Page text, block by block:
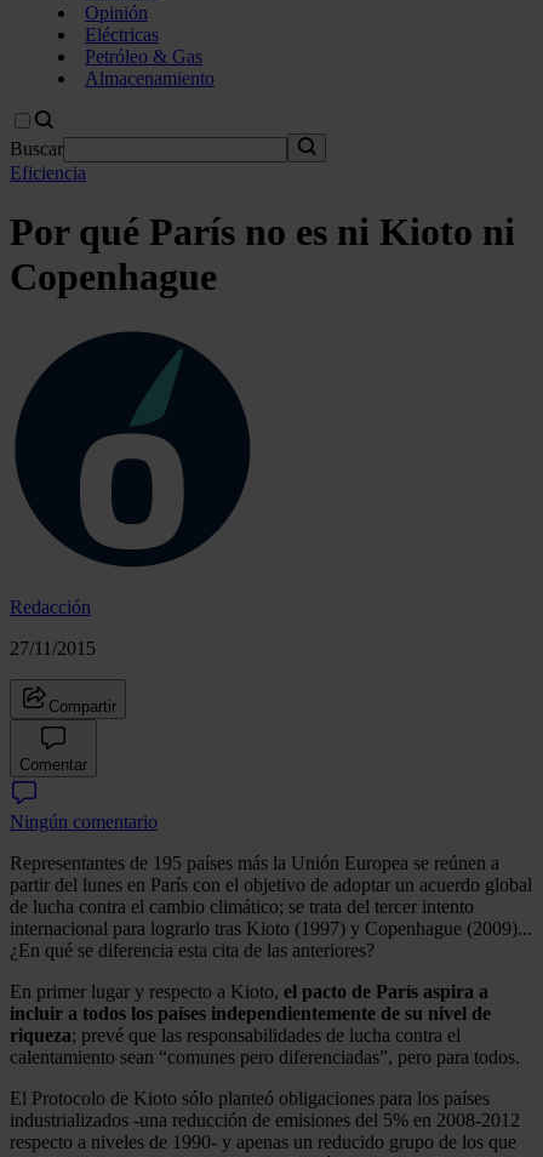
Opinión
Eléctricas
Petróleo & Gas
Almacenamiento
Buscar
Eficiencia
Por qué París no es ni Kioto ni
Copenhague
Redacción
27/11/2015
Compartir
Comentar
Ningún comentario
Representantes de 195 países más la Unión Europea se reúnen a
partir del lunes en París con el objetivo de adoptar un acuerdo global
de lucha contra el cambio climático; se trata del tercer intento
internacional para lograrlo tras Kioto (1997) y Copenhague (2009)...
¿En qué se diferencia esta cita de las anteriores?
En primer lugar y respecto a Kioto, el pacto de París aspira a
incluir a todos los países independientemente de su nivel de
riqueza; prevé que las responsabilidades de lucha contra el
calentamiento sean “comunes pero diferenciadas”, pero para todos.
El Protocolo de Kioto sólo planteó obligaciones para los países
industrializados -una reducción de emisiones del 5% en 2008-2012
respecto a niveles de 1990- y apenas un reducido grupo de los que